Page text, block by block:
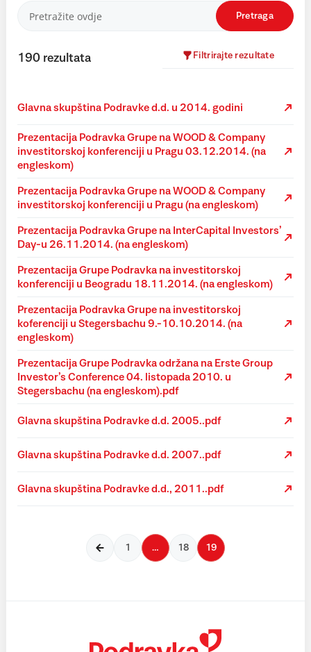
Pretraga
190 rezultata Filtrirajte rezultate
Glavna skupština Podravke d.d. u 2014. godini
Prezentacija Podravka Grupe na WOOD & Company
investitorskoj konferenciji u Pragu 03.12.2014. (na
engleskom)
Prezentacija Podravka Grupe na WOOD & Company
investitorskoj konferenciji u Pragu (na engleskom)
Prezentacija Podravka Grupe na InterCapital Investors’
Day-u 26.11.2014. (na engleskom)
Prezentacija Grupe Podravka na investitorskoj
konferenciji u Beogradu 18.11.2014. (na engleskom)
Prezentacija Podravka Grupe na investitorskoj
koferenciji u Stegersbachu 9.-10.10.2014. (na
engleskom)
Prezentacija Grupe Podravka održana na Erste Group
Investor’s Conference 04. listopada 2010. u
Stegersbachu (na engleskom).pdf
Glavna skupština Podravke d.d. 2005..pdf
Glavna skupština Podravke d.d. 2007..pdf
Glavna skupština Podravke d.d., 2011..pdf
1 … 18 19